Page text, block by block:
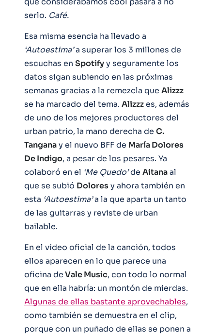
serlo. Café.
Esa misma esencia ha llevado a
‘Autoestima’a superar los 3 millones de
escuchas en Spotifyy seguramente los
datos sigan subiendo en las próximas
semanas gracias a la remezcla que Alizzz
se ha marcado del tema. Alizzzes, además
de uno de los mejores productores del
urban patrio, la mano derecha de C.
Tanganay el nuevo BFF de María Dolores
De Indigo, a pesar de los pesares. Ya
colaboró en el ‘Me Quedo’de Aitanaal
que se subió Doloresy ahora también en
esta ‘Autoestima’a la que aparta un tanto
de las guitarras y reviste de urban
bailable.
En el vídeo oficial de la canción, todos
ellos aparecen en lo que parece una
oficina deVale Music, con todo lo normal
que en ella habría: un montón de mierdas.
Algunas de ellas bastante aprovechables,
como también se demuestra en el clip,
porque con un puñado de ellas se ponen a